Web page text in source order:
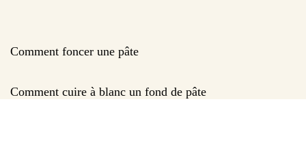
Comment foncer une pâte
Comment cuire à blanc un fond de pâte